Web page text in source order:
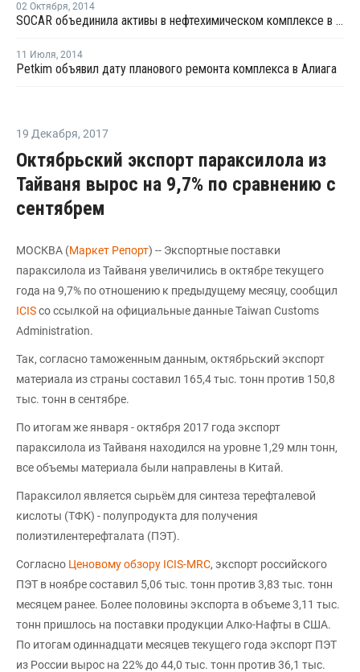
02 Октября, 2014
SOCAR объединила активы в нефтехимическом комплексе в Турции
11 Июля, 2014
Petkim объявил дату планового ремонта комплекса в Алиага
19 Декабря, 2017
Октябрьский экспорт параксилола из
Тайваня вырос на 9,7% по сравнению с
сентябрем
МОСКВА (Маркет Репорт) -- Экспортные поставки
параксилола из Тайваня увеличились в октябре текущего
года на 9,7% по отношению к предыдущему месяцу, сообщил
ICISсо ссылкой на официальные данные Taiwan Customs
Administration.
Так, согласно таможенным данным, октябрьский экспорт
материала из страны составил 165,4 тыс. тонн против 150,8
тыс. тонн в сентябре.
По итогам же января - октября 2017 года экспорт
параксилола из Тайваня находился на уровне 1,29 млн тонн,
все объемы материала были направлены в Китай.
Параксилол является сырьём для синтеза терефталевой
кислоты (ТФК) - полупродукта для получения
полиэтилентерефталата (ПЭТ).
Согласно Ценовому обзору ICIS-MRC, экспорт российского
ПЭТ в ноябре составил 5,06 тыс. тонн против 3,83 тыс. тонн
месяцем ранее. Более половины экспорта в объеме 3,11 тыс.
тонн пришлось на поставки продукции Алко-Нафты в США.
По итогам одиннадцати месяцев текущего года экспорт ПЭТ
из России вырос на 22% до 44,0 тыс. тонн против 36,1 тыс.